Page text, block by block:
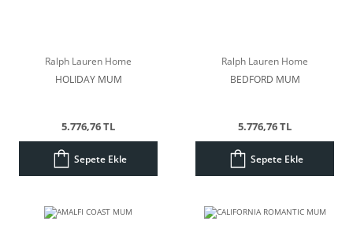
Ralph Lauren Home
HOLIDAY MUM
5.776,76 TL
Sepete Ekle
Ralph Lauren Home
BEDFORD MUM
5.776,76 TL
Sepete Ekle